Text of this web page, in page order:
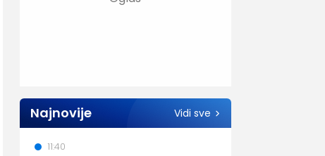
Najnovije Vidi sve
11:40